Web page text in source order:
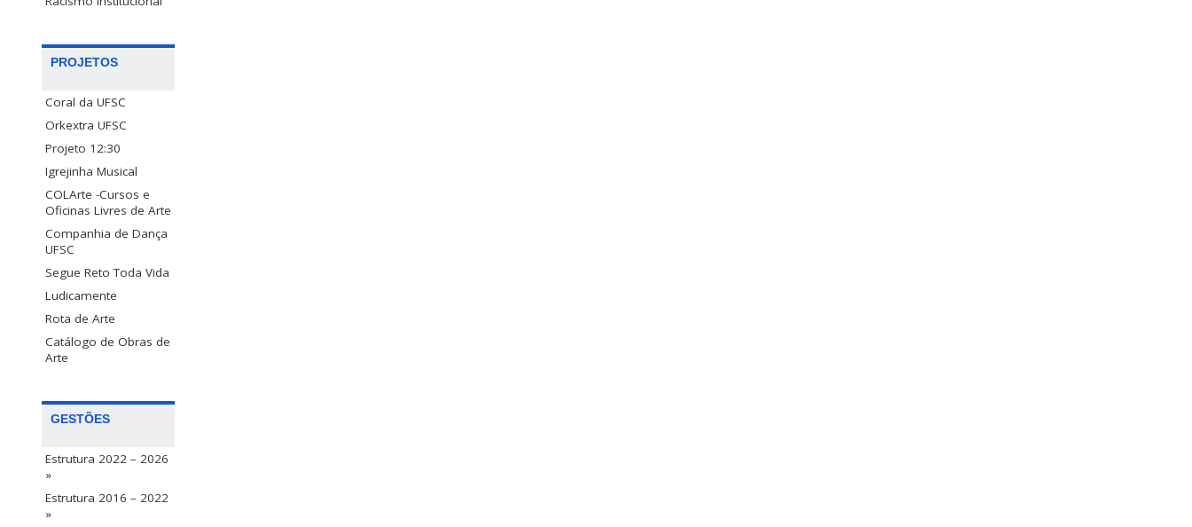
PROJETOS
Coral da UFSC
Orkextra UFSC
Projeto 12:30
Igrejinha Musical
COLArte -Cursos e
Oficinas Livres de Arte
Companhia de Dança
UFSC
Segue Reto Toda Vida
Ludicamente
Rota de Arte
Catálogo de Obras de
Arte
GESTÕES
Estrutura 2022 – 2026
»
Estrutura 2016 – 2022
»